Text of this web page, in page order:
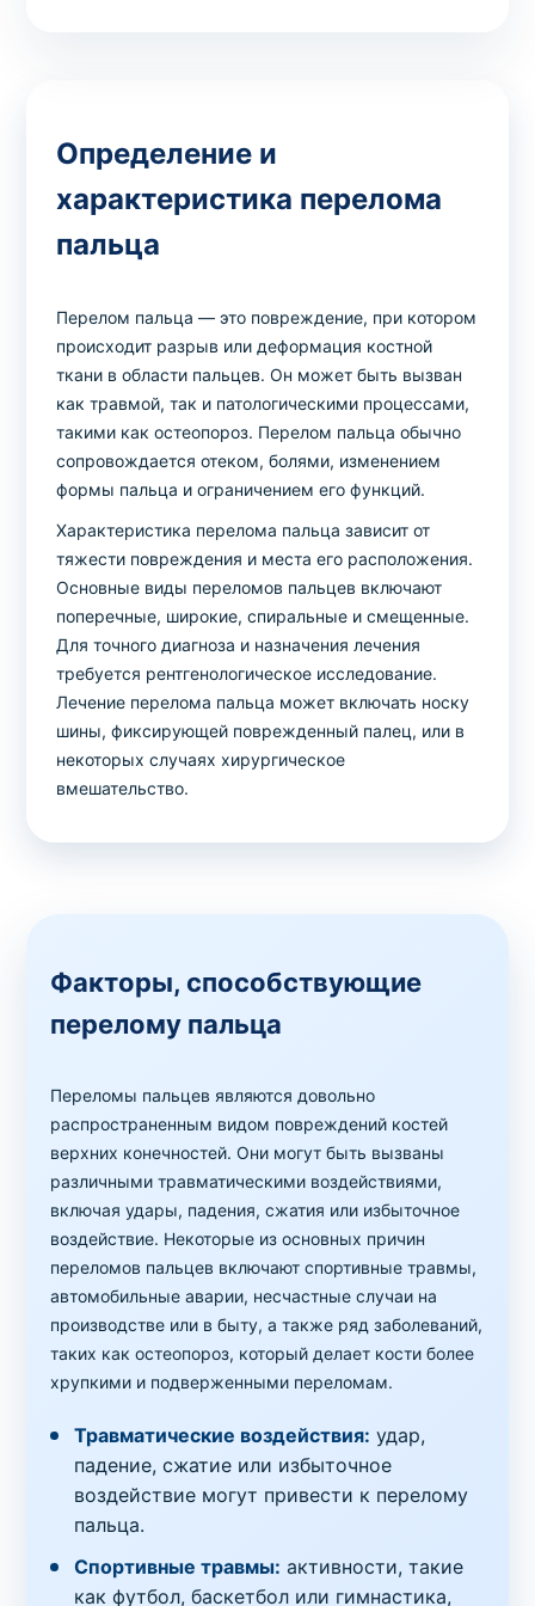
Определение и
характеристика перелома
пальца
Перелом пальца — это повреждение, при котором
происходит разрыв или деформация костной
ткани в области пальцев. Он может быть вызван
как травмой, так и патологическими процессами,
такими как остеопороз. Перелом пальца обычно
сопровождается отеком, болями, изменением
формы пальца и ограничением его функций.
Характеристика перелома пальца зависит от
тяжести повреждения и места его расположения.
Основные виды переломов пальцев включают
поперечные, широкие, спиральные и смещенные.
Для точного диагноза и назначения лечения
требуется рентгенологическое исследование.
Лечение перелома пальца может включать носку
шины, фиксирующей поврежденный палец, или в
некоторых случаях хирургическое
вмешательство.
Факторы, способствующие
перелому пальца
Переломы пальцев являются довольно
распространенным видом повреждений костей
верхних конечностей. Они могут быть вызваны
различными травматическими воздействиями,
включая удары, падения, сжатия или избыточное
воздействие. Некоторые из основных причин
переломов пальцев включают спортивные травмы,
автомобильные аварии, несчастные случаи на
производстве или в быту, а также ряд заболеваний,
таких как остеопороз, который делает кости более
хрупкими и подверженными переломам.
Травматические воздействия: удар,
падение, сжатие или избыточное
воздействие могут привести к перелому
пальца.
Спортивные травмы: активности, такие
как футбол, баскетбол или гимнастика,